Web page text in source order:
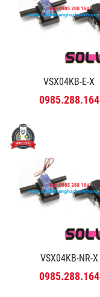
VSX04KB-E-X
0985.288.164
VSX04KB-NR-X
0985.288.164